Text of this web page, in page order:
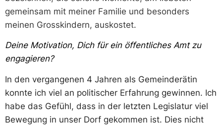
gemeinsam mit meiner Familie und besonders
meinen Grosskindern, auskostet.
Deine Motivation, Dich für ein öffentliches Amt zu
engagieren?
In den vergangenen 4 Jahren als Gemeinderätin
konnte ich viel an politischer Erfahrung gewinnen. Ich
habe das Gefühl, dass in der letzten Legislatur viel
Bewegung in unser Dorf gekommen ist. Dies nicht